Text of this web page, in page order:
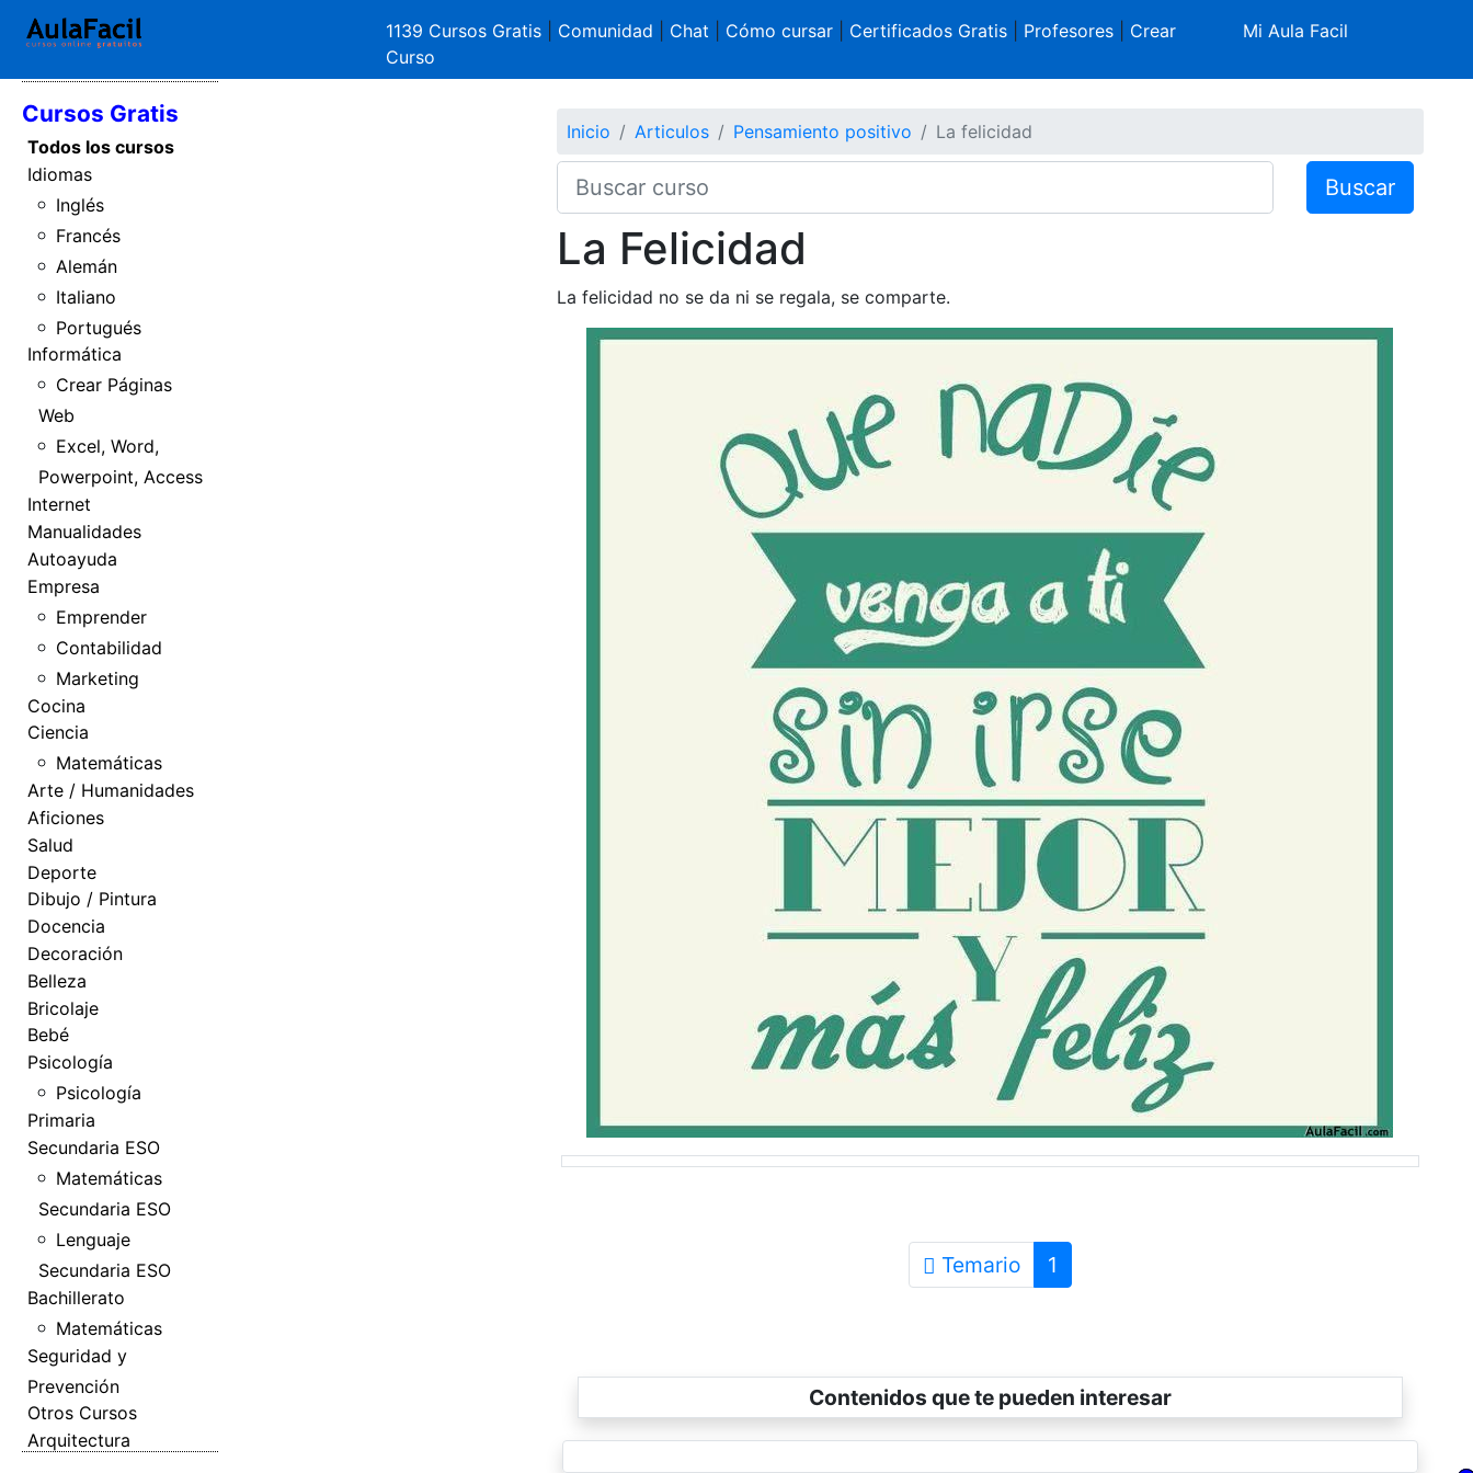
1139 Cursos Gratis Comunidad Chat Cómo cursar| Certificados Gratis| Profesores| Crear
Curso
Mi Aula Facil
Cursos Gratis
Todos los cursos
Idiomas
Inglés
Francés
Alemán
Italiano
Portugués
Informática
Crear Páginas
Web
Excel, Word,
Powerpoint, Access
Internet
Manualidades
Autoayuda
Empresa
Emprender
Contabilidad
Marketing
Cocina
Ciencia
Matemáticas
Arte / Humanidades
Aficiones
Salud
Deporte
Dibujo / Pintura
Docencia
Decoración
Belleza
Bricolaje
Bebé
Psicología
Psicología
Primaria
Secundaria ESO
Matemáticas
Secundaria ESO
Lenguaje
Secundaria ESO
Bachillerato
Matemáticas
Seguridad y
Prevención
Otros Cursos
Arquitectura
Inicio Articulos Pensamiento positivo La felicidad
Buscar
La Felicidad
La felicidad no se da ni se regala, se comparte.
Temario 1
Contenidos que te pueden interesar